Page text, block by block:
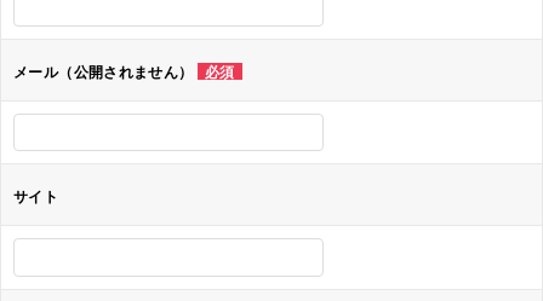
シ
ョ
ン
メール（公開されません） 必須
サイト